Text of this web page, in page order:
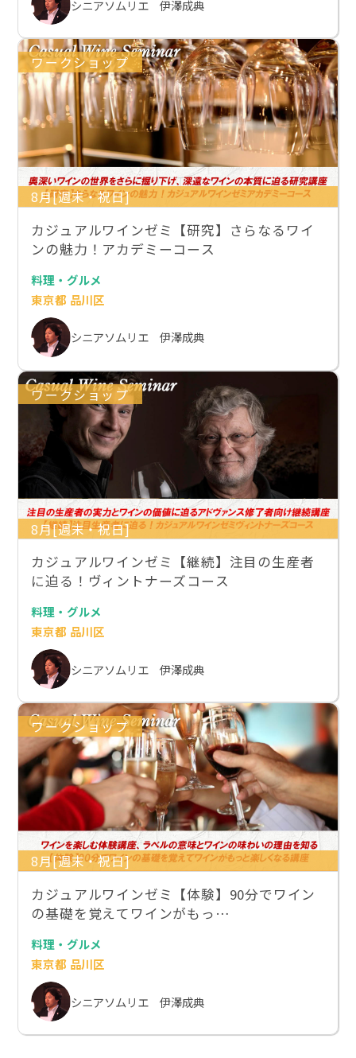
シニアソムリエ 伊澤成典
ワークショップ
8月[週末・祝日]
カジュアルワインゼミ【研究】さらなるワイ
ンの魅力！アカデミーコース
料理・グルメ
東京都 品川区
シニアソムリエ 伊澤成典
ワークショップ
8月[週末・祝日]
カジュアルワインゼミ【継続】注目の生産者
に迫る！ヴィントナーズコース
料理・グルメ
東京都 品川区
シニアソムリエ 伊澤成典
ワークショップ
8月[週末・祝日]
カジュアルワインゼミ【体験】90分でワイン
の基礎を覚えてワインがもっ…
料理・グルメ
東京都 品川区
シニアソムリエ 伊澤成典